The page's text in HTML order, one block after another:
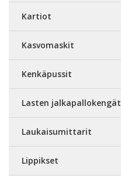
Kartiot
Kasvomaskit
Kenkäpussit
Lasten jalkapallokengät
Laukaisumittarit
Lippikset